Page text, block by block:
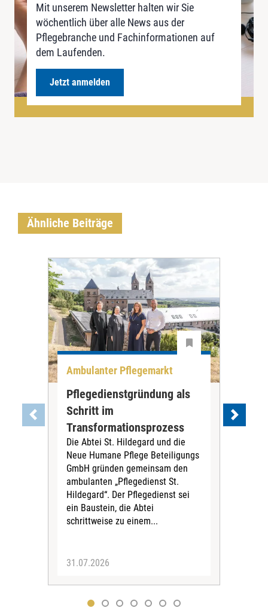
Mit unserem Newsletter halten wir Sie
wöchentlich über alle News aus der
Pflegebranche und Fachinformationen auf
dem Laufenden.
Jetzt anmelden
Ähnliche Beiträge
Ambulanter Pflegemarkt
Pflegedienstgründung als
Schritt im
Transformationsprozess
Die Abtei St. Hildegard und die
Neue Humane Pflege Beteiligungs
GmbH gründen gemeinsam den
ambulanten „Pflegedienst St.
Hildegard“. Der Pflegedienst sei
ein Baustein, die Abtei
schrittweise zu einem...
31.07.2026